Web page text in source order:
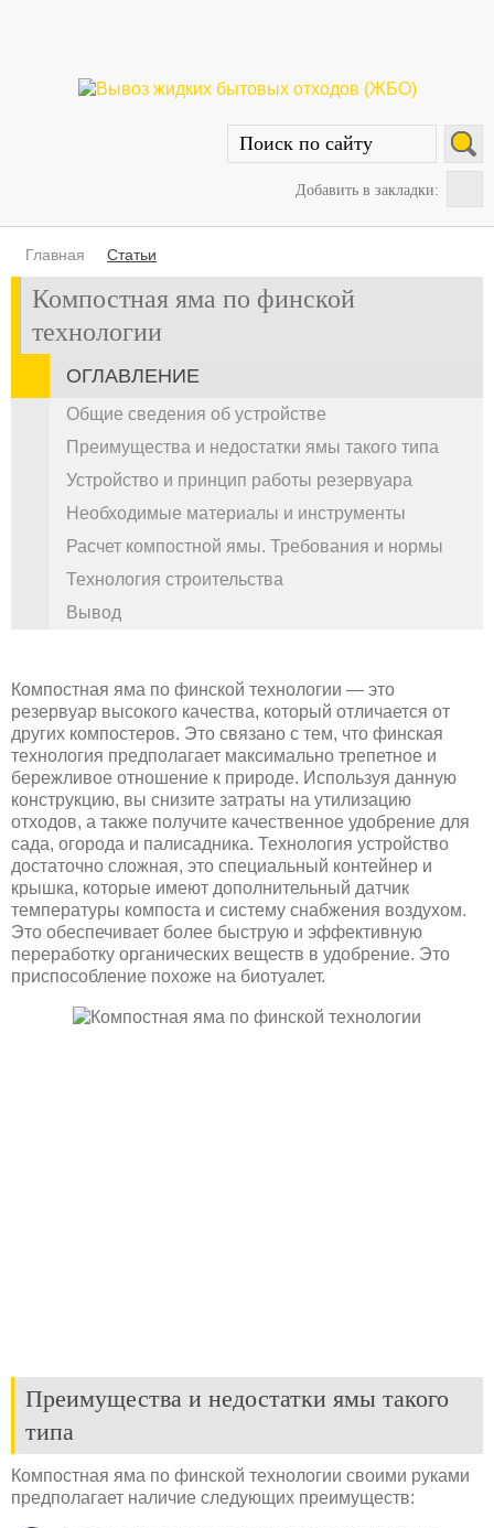
Добавить в закладки:
Главная Статьи
Компостная яма по финской
технологии
ОГЛАВЛЕНИЕ
Общие сведения об устройстве
Преимущества и недостатки ямы такого типа
Устройство и принцип работы резервуара
Необходимые материалы и инструменты
Расчет компостной ямы. Требования и нормы
Технология строительства
Вывод
Компостная яма по финской технологии — это
резервуар высокого качества, который отличается от
других компостеров. Это связано с тем, что финская
технология предполагает максимально трепетное и
бережливое отношение к природе. Используя данную
конструкцию, вы снизите затраты на утилизацию
отходов, а также получите качественное удобрение для
сада, огорода и палисадника. Технология устройство
достаточно сложная, это специальный контейнер и
крышка, которые имеют дополнительный датчик
температуры компоста и систему снабжения воздухом.
Это обеспечивает более быструю и эффективную
переработку органических веществ в удобрение. Это
приспособление похоже на биотуалет.
Преимущества и недостатки ямы такого
типа
Компостная яма по финской технологии своими руками
предполагает наличие следующих преимуществ: